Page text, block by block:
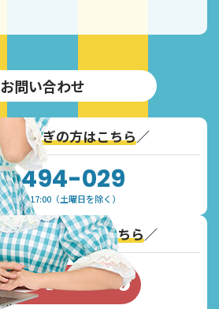
お問い合わせ
お急ぎの方はこちら／
494-029
9:30~17:00（土曜日を除く）
お問い合わせはこちら／
い合わせフォーム